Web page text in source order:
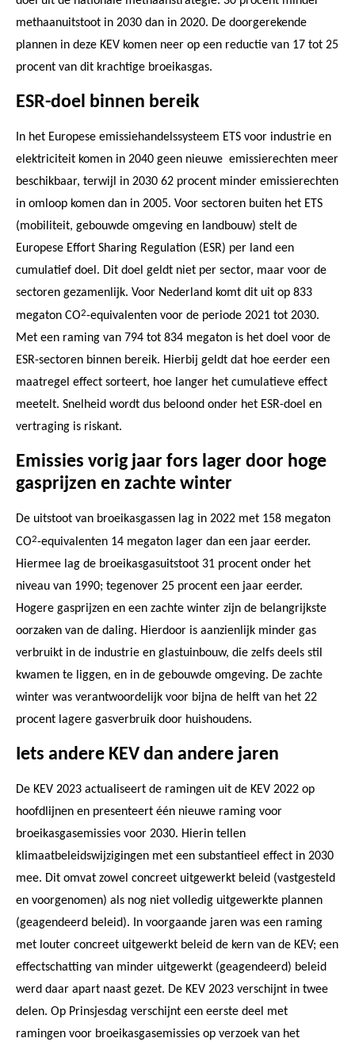
methaanuitstoot in 2030 dan in 2020. De doorgerekende
plannen in deze KEV komen neer op een reductie van 17 tot 25
procent van dit krachtige broeikasgas.
ESR-doel binnen bereik
In het Europese emissiehandelssysteem ETS voor industrie en
elektriciteit komen in 2040 geen nieuwe emissierechten meer
beschikbaar, terwijl in 2030 62 procent minder emissierechten
in omloop komen dan in 2005. Voor sectoren buiten het ETS
(mobiliteit, gebouwde omgeving en landbouw) stelt de
Europese Effort Sharing Regulation (ESR) per land een
cumulatief doel. Dit doel geldt niet per sector, maar voor de
sectoren gezamenlijk. Voor Nederland komt dit uit op 833
megaton CO2-equivalenten voor de periode 2021 tot 2030.
Met een raming van 794 tot 834 megaton is het doel voor de
ESR-sectoren binnen bereik. Hierbij geldt dat hoe eerder een
maatregel effect sorteert, hoe langer het cumulatieve effect
meetelt. Snelheid wordt dus beloond onder het ESR-doel en
vertraging is riskant.
Emissies vorig jaar fors lager door hoge
gasprijzen en zachte winter
De uitstoot van broeikasgassen lag in 2022 met 158 megaton
CO2-equivalenten 14 megaton lager dan een jaar eerder.
Hiermee lag de broeikasgasuitstoot 31 procent onder het
niveau van 1990; tegenover 25 procent een jaar eerder.
Hogere gasprijzen en een zachte winter zijn de belangrijkste
oorzaken van de daling. Hierdoor is aanzienlijk minder gas
verbruikt in de industrie en glastuinbouw, die zelfs deels stil
kwamen te liggen, en in de gebouwde omgeving. De zachte
winter was verantwoordelijk voor bijna de helft van het 22
procent lagere gasverbruik door huishoudens.
Iets andere KEV dan andere jaren
De KEV 2023 actualiseert de ramingen uit de KEV 2022 op
hoofdlijnen en presenteert één nieuwe raming voor
broeikasgasemissies voor 2030. Hierin tellen
klimaatbeleidswijzigingen met een substantieel effect in 2030
mee. Dit omvat zowel concreet uitgewerkt beleid (vastgesteld
en voorgenomen) als nog niet volledig uitgewerkte plannen
(geagendeerd beleid). In voorgaande jaren was een raming
met louter concreet uitgewerkt beleid de kern van de KEV; een
effectschatting van minder uitgewerkt (geagendeerd) beleid
werd daar apart naast gezet. De KEV 2023 verschijnt in twee
delen. Op Prinsjesdag verschijnt een eerste deel met
ramingen voor broeikasgasemissies op verzoek van het